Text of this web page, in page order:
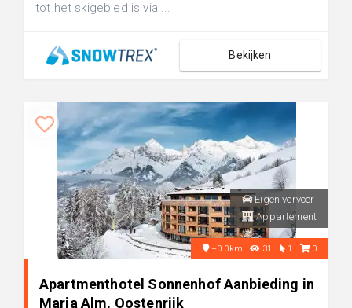
tot het skigebied is via ...
Bekijken
Eigen vervoer
Appartement
+0.0km 31 1 0
Apartmenthotel Sonnenhof Aanbieding in
Maria Alm, Oostenrijk